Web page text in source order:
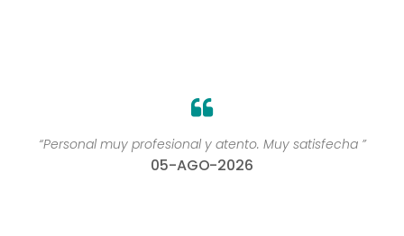
“Personal muy profesional y atento. Muy satisfecha ”
05-AGO-2026